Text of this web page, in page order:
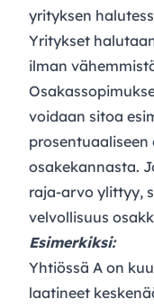
yrityksen
Yritykset
ilman
voidaan sitoa
osakekannasta.
raja-arvo ylittyy,
velvollisuus
Esimerkiksi:
Yhtiössä A on
laatineet